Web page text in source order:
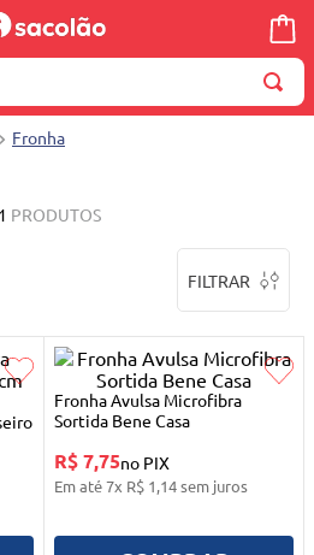
Fronha
PRODUTOS
FILTRAR
Fronha Avulsa Microfibra
Sortida Bene Casa
R$ 7,75no PIX
Em até7x R$ 1,14sem juros
TERMOS MAIS BUSCADOS
2º
brinquedo
máquina costura
5º
cosmetico
carrinho reversível
7º
truss
8º
mesa dobrável notebook